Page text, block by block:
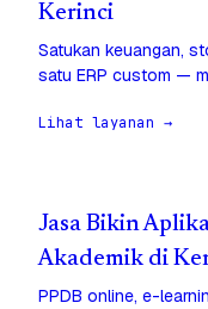
Kerinci
Satukan keuangan,
satu ERP custom —
Lihat layanan →
Jasa Bikin
Akademik di
PPDB online, e-